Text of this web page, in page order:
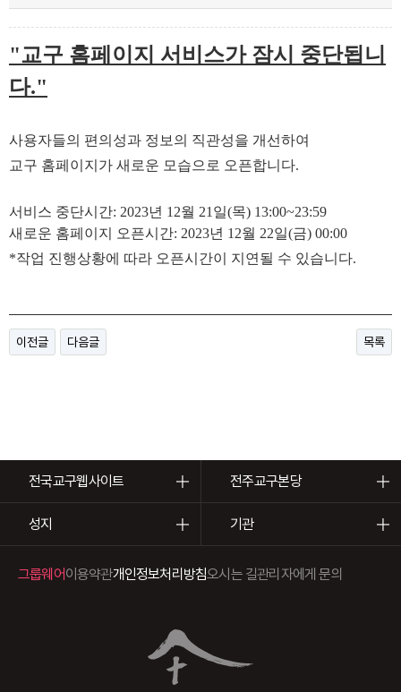
"교구 홈페이지 서비스가 잠시 중단됩니
다."
사용자들의 편의성과 정보의 직관성을 개선하여
교구 홈페이지가 새로운 모습으로 오픈합니다.
서비스 중단시간: 2023년 12월 21일(목) 13:00~23:59
새로운 홈페이지 오픈시간: 2023년 12월 22일(금) 00:00
*작업 진행상황에 따라 오픈시간이 지연될 수 있습니다.
이전글 다음글 목록
전국교구웹사이트 전주교구본당
성지 기관
그룹웨어이용약관개인정보처리방침오시는 길관리자에게 문의